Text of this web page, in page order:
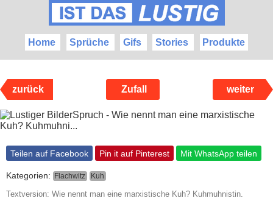
Home Sprüche Gifs Stories Produkte
zurück Zufall weiter
Teilen auf Facebook Pin it auf Pinterest Mit WhatsApp teilen
Kategorien: Flachwitz Kuh
Textversion: Wie nennt man eine marxistische Kuh? Kuhmuhnistin.